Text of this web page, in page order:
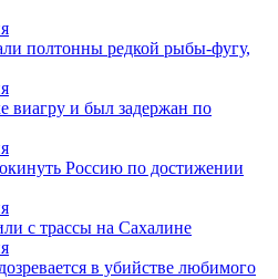
полтонны редкой рыбы-фугу,
виагру и был задержан по
Россию по достижении
с трассы на Сахалине
в убийстве любимого